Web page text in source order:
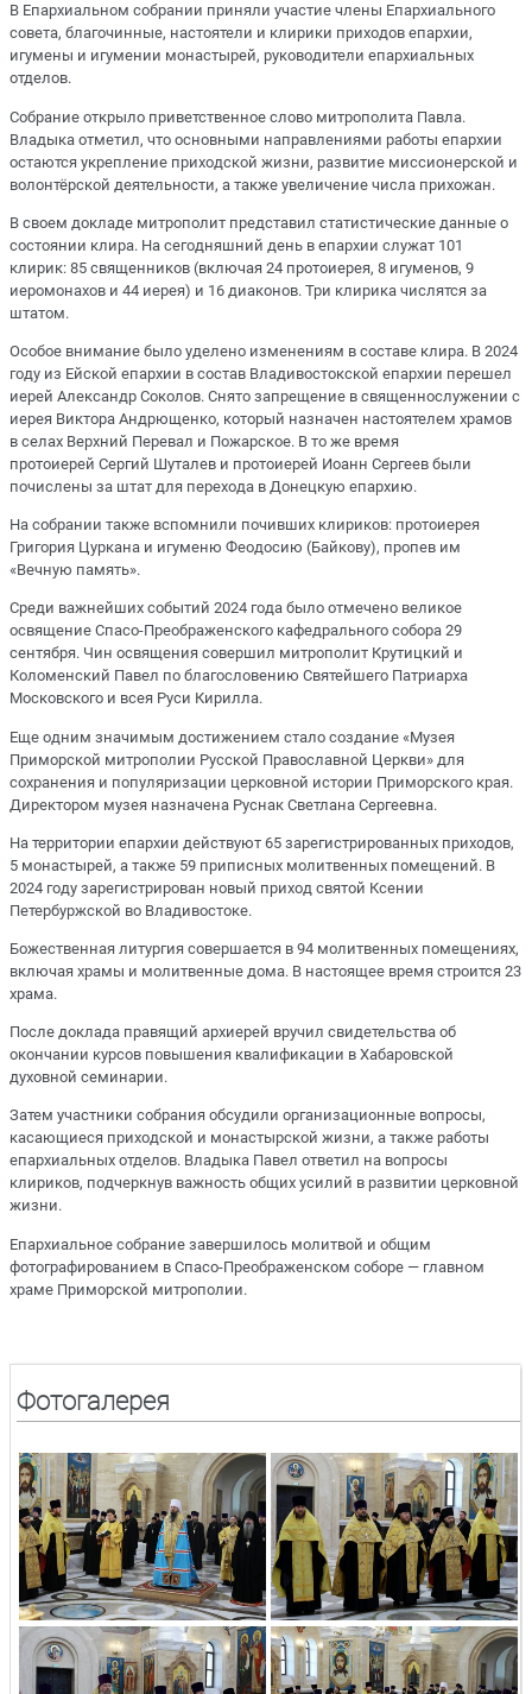
В Епархиальном собрании приняли участие члены Епархиального
совета, благочинные, настоятели и клирики приходов епархии,
игумены и игумении монастырей, руководители епархиальных
отделов.
Собрание открыло приветственное слово митрополита Павла.
Владыка отметил, что основными направлениями работы епархии
остаются укрепление приходской жизни, развитие миссионерской и
волонтёрской деятельности, а также увеличение числа прихожан.
В своем докладе митрополит представил статистические данные о
состоянии клира. На сегодняшний день в епархии служат 101
клирик: 85 священников (включая 24 протоиерея, 8 игуменов, 9
иеромонахов и 44 иерея) и 16 диаконов. Три клирика числятся за
штатом.
Особое внимание было уделено изменениям в составе клира. В 2024
году из Ейской епархии в состав Владивостокской епархии перешел
иерей Александр Соколов. Снято запрещение в священнослужении с
иерея Виктора Андрющенко, который назначен настоятелем храмов
в селах Верхний Перевал и Пожарское. В то же время
протоиерей Сергий Шуталев и протоиерей Иоанн Сергеев были
почислены за штат для перехода в Донецкую епархию.
На собрании также вспомнили почивших клириков: протоиерея
Григория Цуркана и игуменю Феодосию (Байкову), пропев им
«Вечную память».
Среди важнейших событий 2024 года было отмечено великое
освящение Спасо-Преображенского кафедрального собора 29
сентября. Чин освящения совершил митрополит Крутицкий и
Коломенский Павел по благословению Святейшего Патриарха
Московского и всея Руси Кирилла.
Еще одним значимым достижением стало создание «Музея
Приморской митрополии Русской Православной Церкви» для
сохранения и популяризации церковной истории Приморского края.
Директором музея назначена Руснак Светлана Сергеевна.
На территории епархии действуют 65 зарегистрированных приходов,
5 монастырей, а также 59 приписных молитвенных помещений. В
2024 году зарегистрирован новый приход святой Ксении
Петербуржской во Владивостоке.
Божественная литургия совершается в 94 молитвенных помещениях,
включая храмы и молитвенные дома. В настоящее время строится 23
храма.
После доклада правящий архиерей вручил свидетельства об
окончании курсов повышения квалификации в Хабаровской
духовной семинарии.
Затем участники собрания обсудили организационные вопросы,
касающиеся приходской и монастырской жизни, а также работы
епархиальных отделов. Владыка Павел ответил на вопросы
клириков, подчеркнув важность общих усилий в развитии церковной
жизни.
Епархиальное собрание завершилось молитвой и общим
фотографированием в Спасо-Преображенском соборе — главном
храме Приморской митрополии.
Фотогалерея